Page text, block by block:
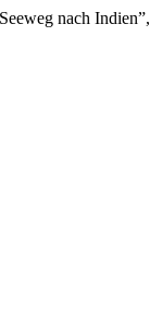
nach Indien”,